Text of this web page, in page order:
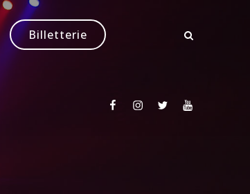
Billetterie
Facebook
Instagram
TwitterYoutube